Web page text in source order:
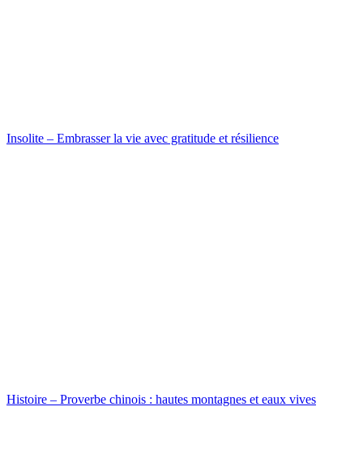
Insolite – Embrasser la vie avec gratitude et résilience
Histoire – Proverbe chinois : hautes montagnes et eaux vives